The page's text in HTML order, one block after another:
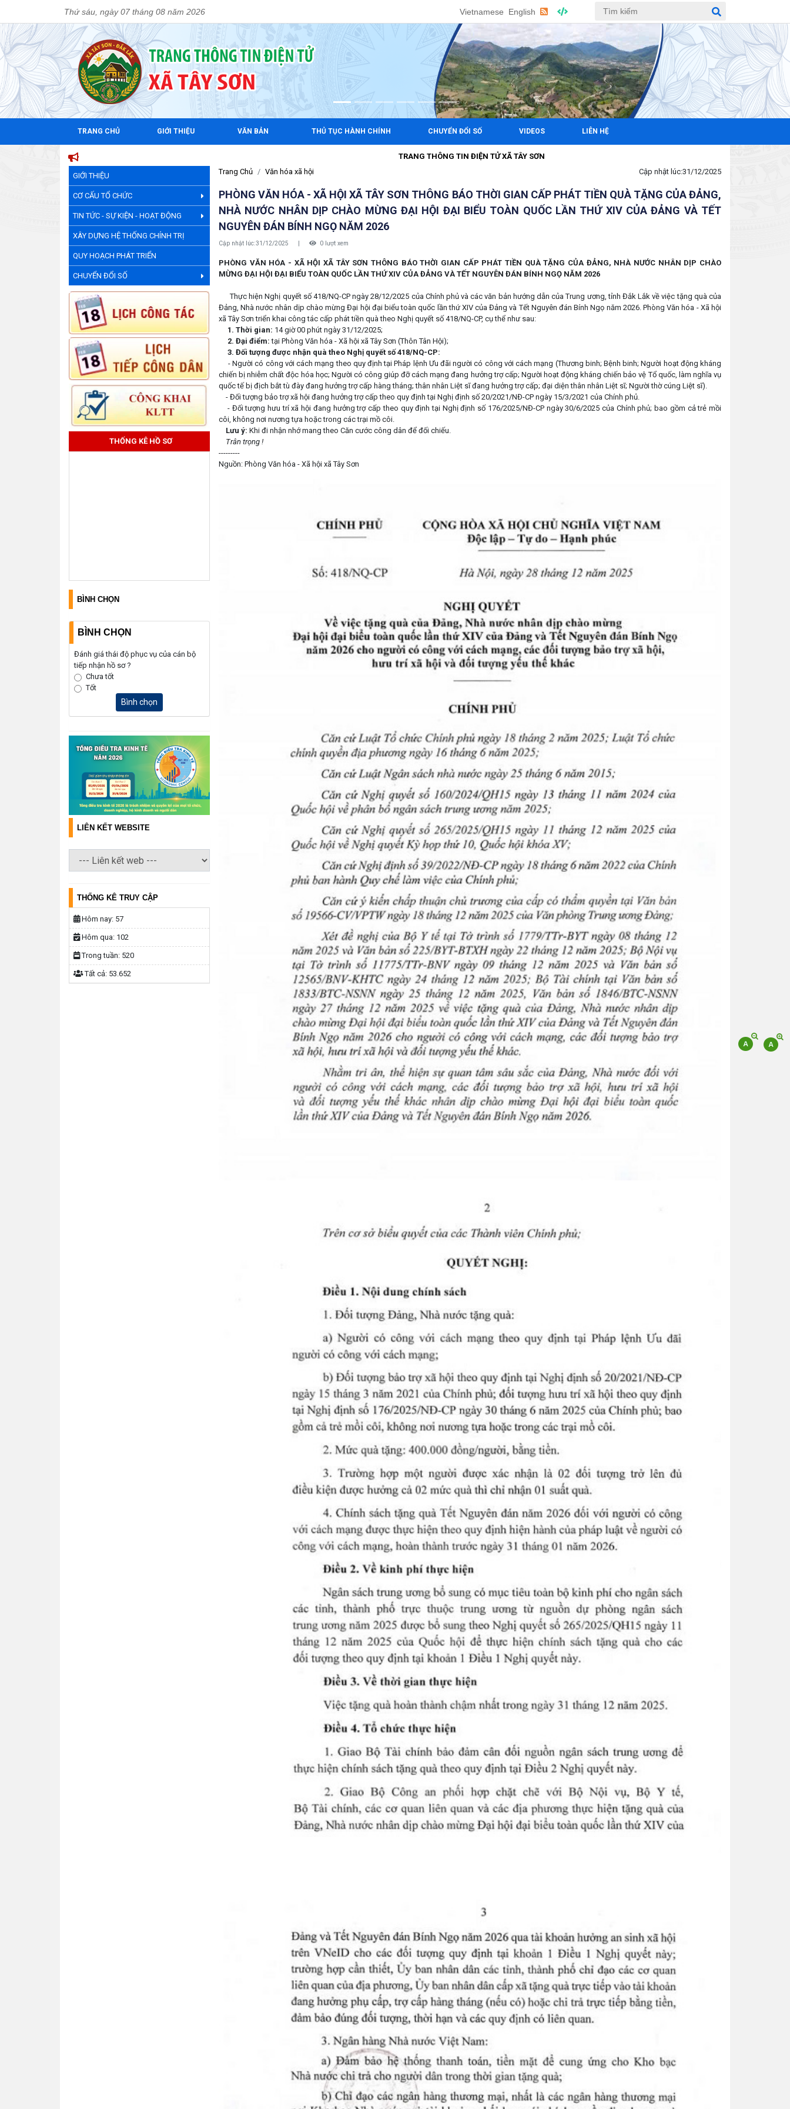
Thứ sáu, ngày 07 tháng 08 năm 2026 Vietnamese English
TRANG CHỦ GIỚI THIỆU VĂN BẢN THỦ TỤC HÀNH CHÍNH CHUYỂN ĐỔI SỐ VIDEOS LIÊN HỆ
TRANG THÔNG TIN ĐIỆN TỬ XÃ TÂY SƠN
GIỚI THIỆU
CƠ CẤU TỔ CHỨC
TIN TỨC - SỰ KIỆN - HOẠT ĐỘNG
XÂY DỰNG HỆ THỐNG CHÍNH TRỊ
QUY HOẠCH PHÁT TRIỂN
CHUYỂN ĐỔI SỐ
THỐNG KÊ HỒ SƠ
BÌNH CHỌN
BÌNH CHỌN
Đánh giá thái độ phục vụ của cán bộ
tiếp nhận hồ sơ ?
Chưa tốt
Tốt
Bình chọn
LIÊN KẾT WEBSITE
THỐNG KÊ TRUY CẬP
Hôm nay: 57
Hôm qua: 102
Trong tuần: 520
Tất cả: 53.652
Trang Chủ Văn hóa xã hội Cập nhật lúc:31/12/2025
PHÒNG VĂN HÓA - XÃ HỘI XÃ TÂY SƠN THÔNG BÁO THỜI GIAN CẤP PHÁT TIỀN QUÀ TẶNG CỦA ĐẢNG,
NHÀ NƯỚC NHÂN DỊP CHÀO MỪNG ĐẠI HỘI ĐẠI BIỂU TOÀN QUỐC LẦN THỨ XIV CỦA ĐẢNG VÀ TẾT
NGUYÊN ĐÁN BÍNH NGỌ NĂM 2026
Cập nhật lúc:31/12/2025 | 0 lượt xem
PHÒNG VĂN HÓA - XÃ HỘI XÃ TÂY SƠN THÔNG BÁO THỜI GIAN CẤP PHÁT TIỀN QUÀ TẶNG CỦA ĐẢNG, NHÀ NƯỚC NHÂN DỊP CHÀO
MỪNG ĐẠI HỘI ĐẠI BIỂU TOÀN QUỐC LẦN THỨ XIV CỦA ĐẢNG VÀ TẾT NGUYÊN ĐÁN BÍNH NGỌ NĂM 2026
Thực hiện Nghị quyết số 418/NQ-CP ngày 28/12/2025 của Chính phủ và các văn bản hướng dẫn của Trung ương, tỉnh Đắk Lắk về việc tặng quà của
Đảng, Nhà nước nhân dịp chào mừng Đại hội đại biểu toàn quốc lần thứ XIV của Đảng và Tết Nguyên đán Bính Ngọ năm 2026. Phòng Văn hóa - Xã hội
xã Tây Sơn triển khai công tác cấp phát tiền quà theo Nghị quyết số 418/NQ-CP, cụ thể như sau:
1. Thời gian: 14 giờ 00 phút ngày 31/12/2025;
2. Đại điểm:tại Phòng Văn hóa - Xã hội xã Tây Sơn (Thôn Tân Hội);
3. Đối tượng được nhận quà theo Nghị quyết số 418/NQ-CP:
- Người có công với cách mạng theo quy định tại Pháp lệnh Ưu đãi người có công với cách mạng (Thương binh; Bệnh binh; Người hoạt động kháng
chiến bị nhiễm chất độc hóa học; Người có công giúp đỡ cách mạng đang hưởng trợ cấp; Người hoạt động kháng chiến bảo vệ Tổ quốc, làm nghĩa vụ
quốc tế bị địch bắt tù đày đang hưởng trợ cấp hàng tháng; thân nhân Liệt sĩ đang hưởng trợ cấp; đại diện thân nhân Liệt sĩ; Người thờ cúng Liệt sĩ).
- Đối tượng bảo trợ xã hội đang hưởng trợ cấp theo quy định tại Nghị định số 20/2021/NĐ-CP ngày 15/3/2021 của Chính phủ.
- Đối tượng hưu trí xã hội đang hưởng trợ cấp theo quy định tại Nghị định số 176/2025/NĐ-CP ngày 30/6/2025 của Chính phủ; bao gồm cả trẻ mồi
côi, không nơi nương tựa hoặc trong các trại mồ côi.
Lưu ý: Khi đi nhận nhớ mang theo Căn cước công dân để đối chiếu.
Trân trọng !
---------
Nguồn: Phòng Văn hóa - Xã hội xã Tây Sơn